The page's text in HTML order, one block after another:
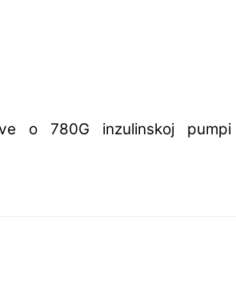
o 780G inzulinskoj